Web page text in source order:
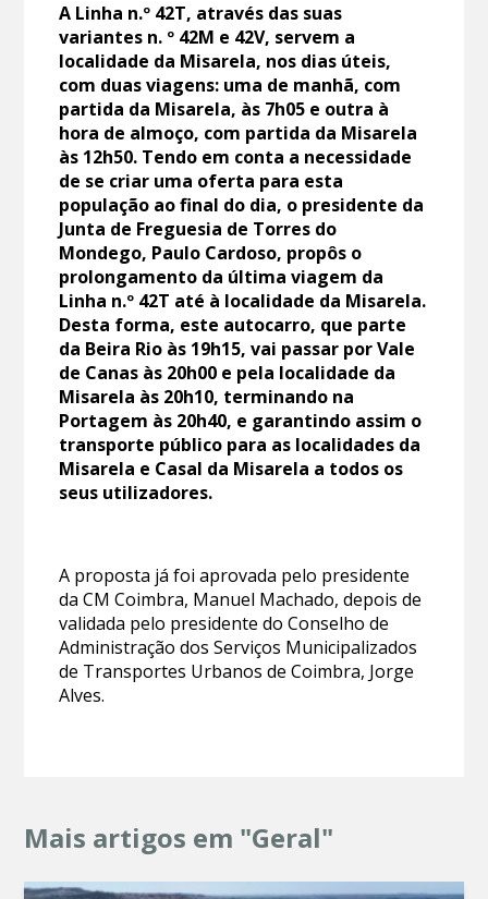
A Linha n.º 42T, através das suas
variantes n. º 42M e 42V, servem a
localidade da Misarela, nos dias úteis,
com duas viagens: uma de manhã, com
partida da Misarela, às 7h05 e outra à
hora de almoço, com partida da Misarela
às 12h50. Tendo em conta a necessidade
de se criar uma oferta para esta
população ao final do dia, o presidente da
Junta de Freguesia de Torres do
Mondego, Paulo Cardoso, propôs o
prolongamento da última viagem da
Linha n.º 42T até à localidade da Misarela.
Desta forma, este autocarro, que parte
da Beira Rio às 19h15, vai passar por Vale
de Canas às 20h00 e pela localidade da
Misarela às 20h10, terminando na
Portagem às 20h40, e garantindo assim o
transporte público para as localidades da
Misarela e Casal da Misarela a todos os
seus utilizadores.
A proposta já foi aprovada pelo presidente
da CM Coimbra, Manuel Machado, depois de
validada pelo presidente do Conselho de
Administração dos Serviços Municipalizados
de Transportes Urbanos de Coimbra, Jorge
Alves.
Mais artigos em "Geral"